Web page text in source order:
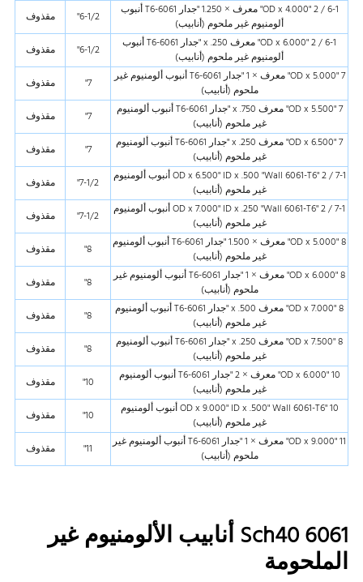
6-1 / 2 "OD x 4.000" معرف × 1.250 "جدار 6061-T6 أنبوب
ألومنيوم غير ملحوم (أنابيب)
6-1/2"
مقذوف
6-1 / 2 "OD x 6.000" معرف x .250 "جدار 6061-T6 أنبوب
ألومنيوم غير ملحوم (أنابيب)
6-1/2"
مقذوف
7 "OD x 5.000" معرف × 1 "جدار 6061-T6 أنبوب ألومنيوم غير
ملحوم (أنابيب)
7"
مقذوف
7 "OD x 5.500" معرف x .750 "جدار 6061-T6 أنبوب ألومنيوم
غير ملحوم (أنابيب)
7"
مقذوف
7 "OD x 6.500" معرف x .250 "جدار 6061-T6 أنبوب ألومنيوم
غير ملحوم (أنابيب)
7"
مقذوف
7-1 / 2 "OD x 6.500" ID x .500 "Wall 6061-T6 أنبوب ألومنيوم
غير ملحوم (أنابيب)
7-1/2"
مقذوف
7-1 / 2 "OD x 7.000" ID x .250 "Wall 6061-T6 أنبوب ألومنيوم
غير ملحوم (أنابيب)
7-1/2"
مقذوف
8 "OD x 5.000" معرف × 1.500 "جدار 6061-T6 أنبوب ألومنيوم
غير ملحوم (أنابيب)
8"
مقذوف
8 "OD x 6.000" معرف × 1 "جدار 6061-T6 أنبوب ألومنيوم غير
ملحوم (أنابيب)
8"
مقذوف
8 "OD x 7.000" معرف x .500 "جدار 6061-T6 أنبوب ألومنيوم
غير ملحوم (أنابيب)
8"
مقذوف
8 "OD x 7.500" معرف x .250 "جدار 6061-T6 أنبوب ألومنيوم
غير ملحوم (أنابيب)
8"
مقذوف
10 "OD x 6.000" معرف × 2 "جدار 6061-T6 أنبوب ألومنيوم
غير ملحوم (أنابيب)
10"
مقذوف
10 "OD x 9.000" ID x .500" Wall 6061-T6 أنبوب ألومنيوم
غير ملحوم (أنابيب)
10"
مقذوف
11 "OD x 9.000" معرف × 1 "جدار 6061-T6 أنبوب ألومنيوم غير
ملحوم (أنابيب)
11" مقذوف
Sch40 6061 أنابيب الألومنيوم غير
الملحومة